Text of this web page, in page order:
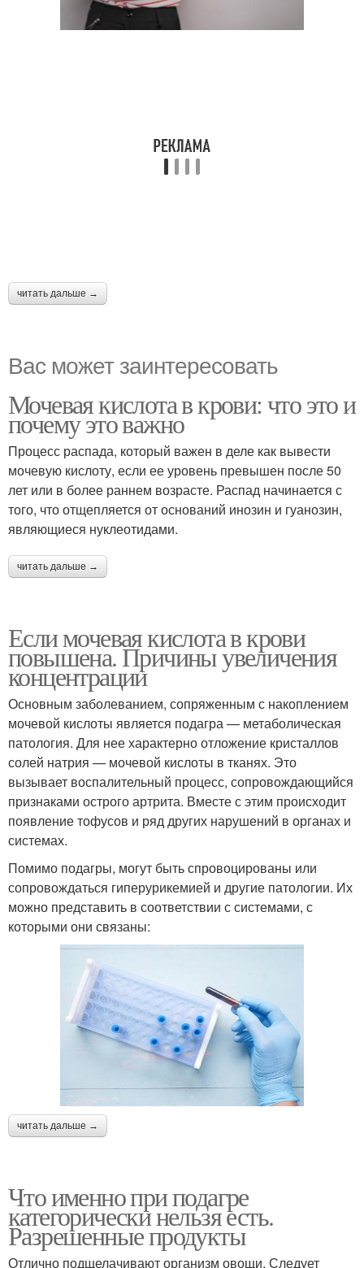
читать дальше →
Вас может заинтересовать
Мочевая кислота в крови: что это и
почему это важно
Процесс распада, который важен в деле как вывести
мочевую кислоту, если ее уровень превышен после 50
лет или в более раннем возрасте. Распад начинается с
того, что отщепляется от оснований инозин и гуанозин,
являющиеся нуклеотидами.
читать дальше →
Если мочевая кислота в крови
повышена. Причины увеличения
концентрации
Основным заболеванием, сопряженным с накоплением
мочевой кислоты является подагра — метаболическая
патология. Для нее характерно отложение кристаллов
солей натрия — мочевой кислоты в тканях. Это
вызывает воспалительный процесс, сопровождающийся
признаками острого артрита. Вместе с этим происходит
появление тофусов и ряд других нарушений в органах и
системах.
Помимо подагры, могут быть спровоцированы или
сопровождаться гиперурикемией и другие патологии. Их
можно представить в соответствии с системами, с
которыми они связаны:
читать дальше →
Что именно при подагре
категорически нельзя есть.
Разрешенные продукты
Отлично подщелачивают организм овощи. Следует